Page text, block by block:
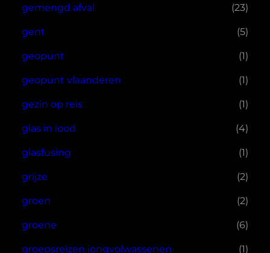
gemengd afval (23)
gent (5)
geopunt (1)
geopunt vlaanderen (1)
gezin op reis (1)
glas in lood (4)
glasfusing (1)
grijze (2)
groen (2)
groene (6)
groepsreizen jongvolwassenen (1)